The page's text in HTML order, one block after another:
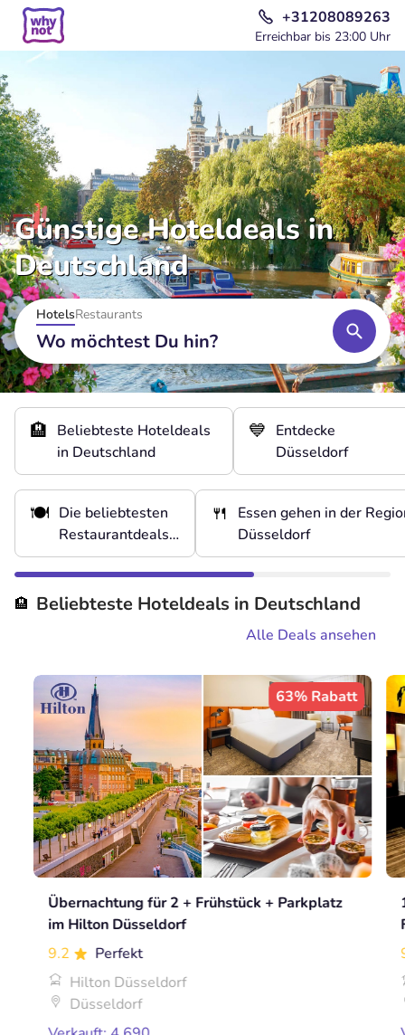
+31208089263
Erreichbar bis 23:00 Uhr
Günstige Hoteldeals in
Deutschland
HotelsRestaurants
Wo möchtest Du hin?
🏨 Beliebteste Hoteldeals
in Deutschland
💙 Entdecke
Düsseldorf
🍽️ Die beliebtesten
Restaurantdeals
in Deutschland
🍴
Essen gehen in der
Düsseldorf
🏨 Beliebteste Hoteldeals in Deutschland
Alle Deals ansehen
63% Rabatt
Übernachtung für 2 + Frühstück + Parkplatz
im Hilton Düsseldorf
9.2
Perfekt
Hilton Düsseldorf
Düsseldorf